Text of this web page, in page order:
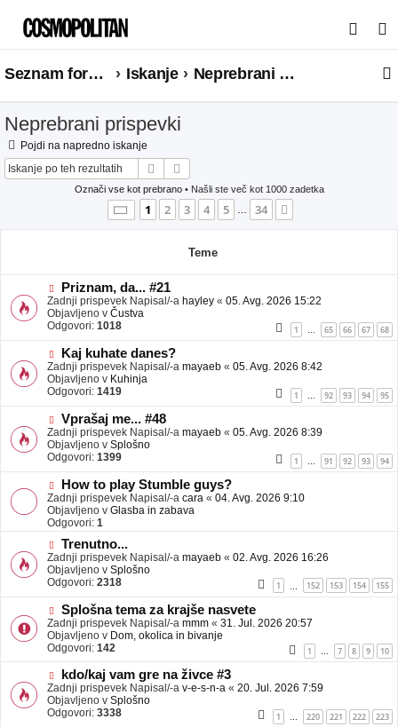
s
a
Seznam forumov Iskanje Neprebrani prispevki
Neprebrani prispevki
Pojdi na napredno iskanje
Iskanje
Označi vse kot prebrano• Našli ste več kot 1000 zadetka
Stran 1od34
1 2 3 4 5 … 34
Teme
N
o
v
e
b
a
v
e
Priznam, da... #21
Zadnji prispevek Napisal/-a hayley « 05. Avg. 2026 15:22
Objavljeno v Čustva
Odgovori: 1018 1 … 65 66 67 68
N
o
v
e
b
a
v
e
Kaj kuhate danes?
Zadnji prispevek Napisal/-a mayaeb « 05. Avg. 2026 8:42
Objavljeno v Kuhinja
Odgovori: 1419 1 … 92 93 94 95
N
o
v
e
b
a
v
e
Vprašaj me... #48
Zadnji prispevek Napisal/-a mayaeb « 05. Avg. 2026 8:39
Objavljeno v Splošno
Odgovori: 1399 1 91 92 93 94
N
o
v
e
o
b
j
a
v
e
How to play Stumble guys?
Zadnji prispevek Napisal/-a cara « 04. Avg. 2026 9:10
Objavljeno v Glasba in zabava
Odgovori: 1
N
o
v
e
o
b
a
v
e
Trenutno...
Zadnji prispevek Napisal/-a mayaeb « 02. Avg. 2026 16:26
Objavljeno v Splošno
Odgovori: 2318 1 152 153 154 155
N
o
v
e
o
b
a
v
e
Splošna tema za krajše nasvete
Zadnji prispevek Napisal/-a mmm « 31. Jul. 2026 20:57
Objavljeno v Dom, okolica in bivanje
Odgovori: 142 1 … 7 8 9 10
N
o
v
e
kdo/kaj vam gre na živce #3
Zadnji prispevek Napisal/-a v-e-s-n-a « 20. Jul. 2026 7:59
Objavljeno v Splošno
Odgovori: 3338 1 … 220 221 222 223